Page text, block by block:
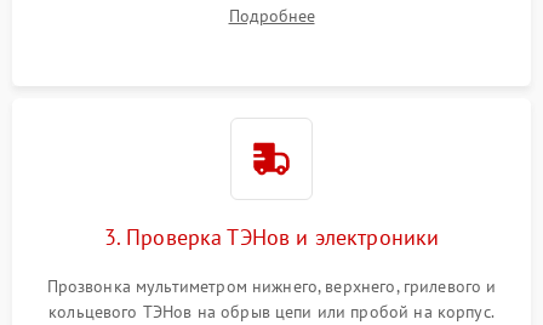
нагревательным элементам, плате и вентиляторам.
Подробнее
3. Проверка ТЭНов и электроники
Прозвонка мультиметром нижнего, верхнего, грилевого и
кольцевого ТЭНов на обрыв цепи или пробой на корпус.